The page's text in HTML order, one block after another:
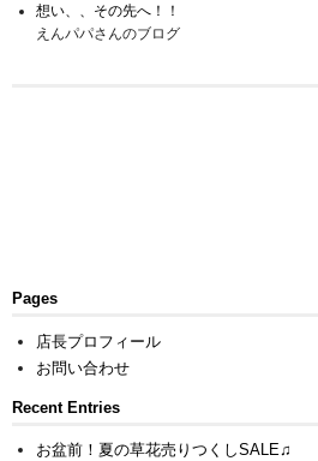
想い、、その先へ！！
えんパパさんのブログ
Pages
店長プロフィール
お問い合わせ
Recent Entries
お盆前！夏の草花売りつくしSALE♫